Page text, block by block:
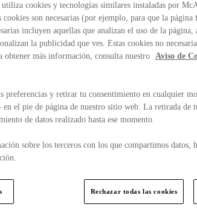
utiliza cookies y tecnologías similares instaladas por
son necesarias (por ejemplo, para que la página
incluyen aquellas que analizan el uso de la página,
la publicidad que ves. Estas cookies no
obtener más información, consulta nuestro
Aviso de
preferencias y retirar tu consentimiento en cualquier
en el pie de página de nuestro sitio web. La retirada de
de datos realizado hasta ese momento.
sobre los terceros con los que compartimos datos,
Rechazar todas las cookies